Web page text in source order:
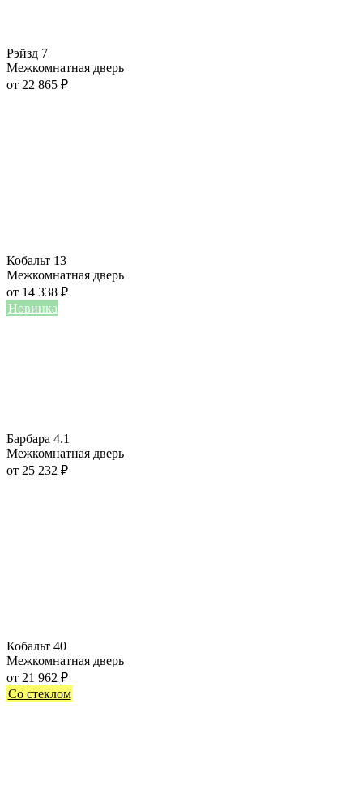
Рэйзд 7
Межкомнатная дверь
от 22 865 ₽
Кобальт 13
Межкомнатная дверь
от 14 338 ₽
Новинка
Барбара 4.1
Межкомнатная дверь
от 25 232 ₽
Кобальт 40
Межкомнатная дверь
от 21 962 ₽
Со стеклом